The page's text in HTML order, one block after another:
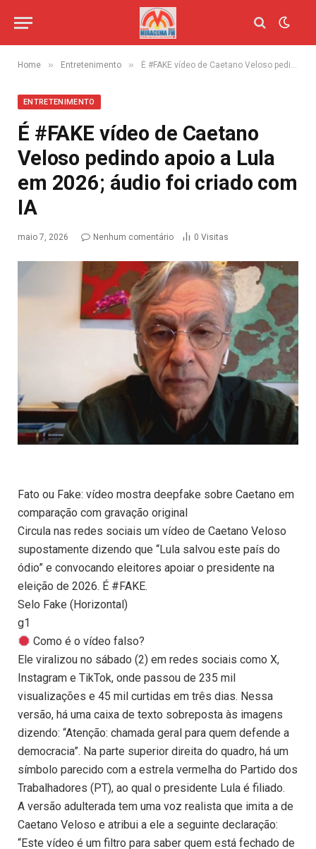
Home » Entretenimento » É #FAKE vídeo de Caetano Veloso pedindo apoio a Lula em 2026; áudio foi criado com IA
ENTRETENIMENTO
É #FAKE vídeo de Caetano
Veloso pedindo apoio a Lula
em 2026; áudio foi criado com
IA
maio 7, 2026 Nenhum comentário 0 Visitas
Fato ou Fake: vídeo mostra deepfake sobre Caetano em
comparação com gravação original
Circula nas redes sociais um vídeo de Caetano Veloso
supostamente dizendo que “Lula salvou este país do
ódio” e convocando eleitores apoiar o presidente na
eleição de 2026. É #FAKE.
Selo Fake (Horizontal)
g1
Como é o vídeo falso?
Ele viralizou no sábado (2) em redes sociais como X,
Instagram e TikTok, onde passou de 235 mil
visualizações e 45 mil curtidas em três dias. Nessa
versão, há uma caixa de texto sobreposta às imagens
dizendo: “Atenção: chamada geral para quem defende a
democracia”. Na parte superior direita do quadro, há um
símbolo parecido com a estrela vermelha do Partido dos
Trabalhadores (PT), ao qual o presidente Lula é filiado.
A versão adulterada tem uma voz realista que imita a de
Caetano Veloso e atribui a ele a seguinte declaração:
“Este vídeo é um filtro para saber quem está fechado de